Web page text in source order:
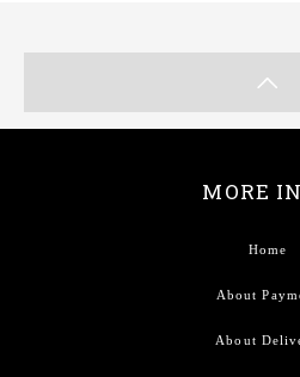
MORE
Home
About
About